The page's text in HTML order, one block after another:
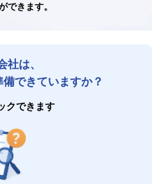
できます。
社は、
できていますか？
クできます